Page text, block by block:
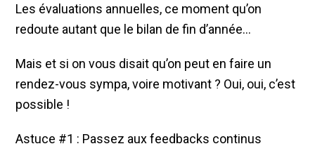
Les évaluations annuelles, ce moment qu’on
redoute autant que le bilan de fin d’année…
Mais et si on vous disait qu’on peut en faire un
rendez-vous sympa, voire motivant ? Oui, oui, c’est
possible !
Astuce #1 : Passez aux feedbacks continus